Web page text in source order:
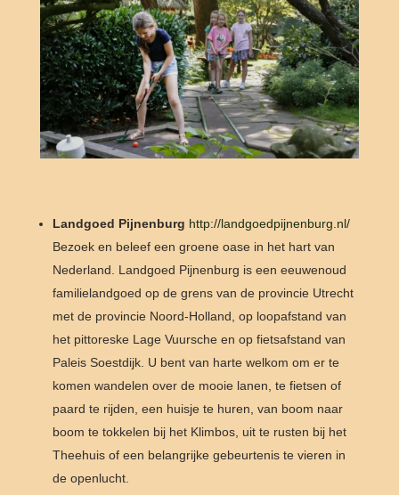
Landgoed Pijnenburg http://landgoedpijnenburg.nl/
Bezoek en beleef een groene oase in het hart van
Nederland. Landgoed Pijnenburg is een eeuwenoud
familielandgoed op de grens van de provincie Utrecht
met de provincie Noord-Holland, op loopafstand van
het pittoreske Lage Vuursche en op fietsafstand van
Paleis Soestdijk. U bent van harte welkom om er te
komen wandelen over de mooie lanen, te fietsen of
paard te rijden, een huisje te huren, van boom naar
boom te tokkelen bij het Klimbos, uit te rusten bij het
Theehuis of een belangrijke gebeurtenis te vieren in
de openlucht.